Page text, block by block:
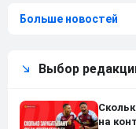
Больше новостей
Выбор
на